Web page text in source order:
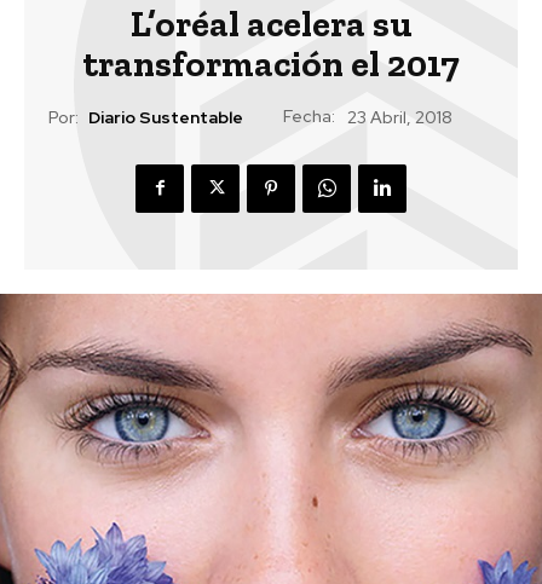
L’oréal acelera su
transformación el 2017
Por: Diario Sustentable Fecha: 23 Abril, 2018